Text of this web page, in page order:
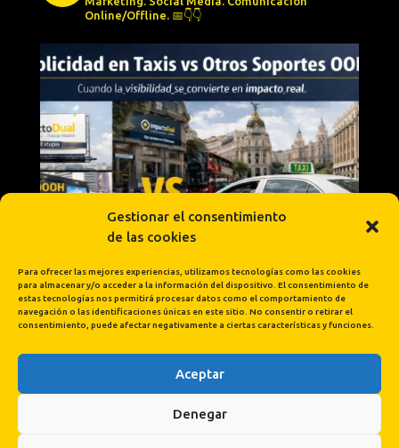
Gestionar el consentimiento
de las cookies
Para ofrecer las mejores experiencias, utilizamos tecnologías como las cookies
para almacenar y/o acceder a la información del dispositivo. El consentimiento de
estas tecnologías nos permitirá procesar datos como el comportamiento de
navegación o las identificaciones únicas en este sitio. No consentir o retirar el
consentimiento, puede afectar negativamente a ciertas características y funciones.
Aceptar
Denegar
Online/Offline. 📅👇👇
Cargar más... Síguenos en Instagram